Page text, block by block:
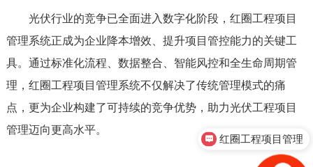
红圈工程项目管理
光伏行业的竞争已全面进入数字化阶段，红圈工程项目
管理系统正成为企业降本增效、提升项目管控能力的关键工
具。通过标准化流程、数据整合、智能风控和全生命周期管
理，红圈工程项目管理系统不仅解决了传统管理模式的痛
点，更为企业构建了可持续的竞争优势，助力光伏工程项目
管理迈向更高水平。